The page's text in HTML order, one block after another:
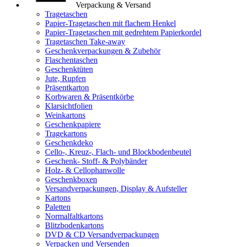
Verpackung & Versand
Tragetaschen
Papier-Tragetaschen mit flachem Henkel
Papier-Tragetaschen mit gedrehtem Papierkordel
Tragetaschen Take-away
Geschenkverpackungen & Zubehör
Flaschentaschen
Geschenktüten
Jute, Rupfen
Präsentkarton
Korbwaren & Präsentkörbe
Klarsichtfolien
Weinkartons
Geschenkpapiere
Tragekartons
Geschenkdeko
Cello-, Kreuz-, Flach- und Blockbodenbeutel
Geschenk- Stoff- & Polybänder
Holz- & Cellophanwolle
Geschenkboxen
Versandverpackungen, Display & Aufsteller
Kartons
Paletten
Normalfaltkartons
Blitzbodenkartons
DVD & CD Versandverpackungen
Verpacken und Versenden